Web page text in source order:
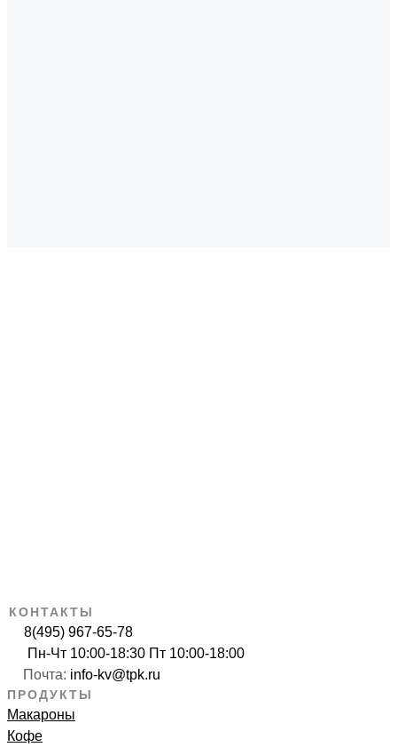
КОНТАКТЫ
8(495) 967-65-78
Пн-Чт 10:00-18:30 Пт 10:00-18:00
Почта: info-kv@tpk.ru
ПРОДУКТЫ
Макароны
Кофе